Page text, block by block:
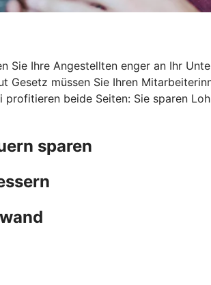
Sie Ihre Angestellten enger an Ihr
Gesetz müssen Sie Ihren
beide Seiten: Sie sparen
sparen